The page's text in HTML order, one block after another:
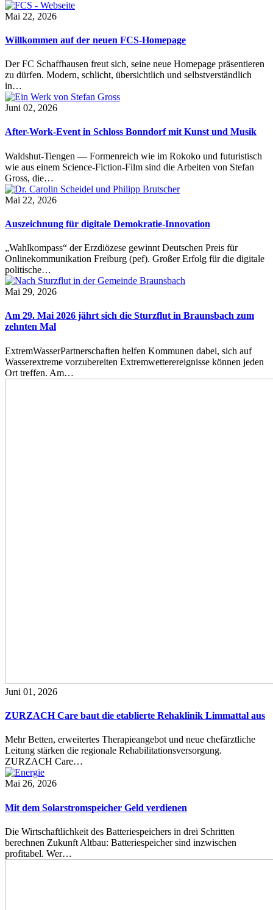
Mai 22, 2026
Willkommen auf der neuen FCS-Homepage
Der FC Schaffhausen freut sich, seine neue Homepage präsentieren
zu dürfen. Modern, schlicht, übersichtlich und selbstverständlich
in…
Juni 02, 2026
After-Work-Event in Schloss Bonndorf mit Kunst und Musik
Waldshut-Tiengen — Formenreich wie im Rokoko und futuristisch
wie aus einem Science-Fiction-Film sind die Arbeiten von Stefan
Gross, die…
Mai 22, 2026
Auszeichnung für digitale Demokratie-Innovation
„Wahlkompass“ der Erzdiözese gewinnt Deutschen Preis für
Onlinekommunikation Freiburg (pef). Großer Erfolg für die digitale
politische…
Mai 29, 2026
Am 29. Mai 2026 jährt sich die Sturzflut in Braunsbach zum
zehnten Mal
ExtremWasserPartnerschaften helfen Kommunen dabei, sich auf
Wasserextreme vorzubereiten Extremwetterereignisse können jeden
Ort treffen. Am…
Juni 01, 2026
ZURZACH Care baut die etablierte Rehaklinik Limmattal aus
Mehr Betten, erweitertes Therapieangebot und neue chefärztliche
Leitung stärken die regionale Rehabilitationsversorgung.
ZURZACH Care…
Mai 26, 2026
Mit dem Solarstromspeicher Geld verdienen
Die Wirtschaftlichkeit des Batteriespeichers in drei Schritten
berechnen Zukunft Altbau: Batteriespeicher sind inzwischen
profitabel. Wer…